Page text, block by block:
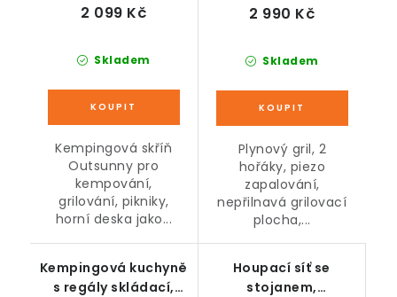
Skladem
2 099 Kč
Kempingová skříň
Outsunny pro
kempování,
grilování, pikniky,
horní deska jako...
Skladem
2 990 Kč
Plynový gril, 2
hořáky, piezo
zapalování,
nepřilnavá grilovací
plocha,...
Kempingová kuchyně
s regály skládací,
Houpací síť se
stojanem,